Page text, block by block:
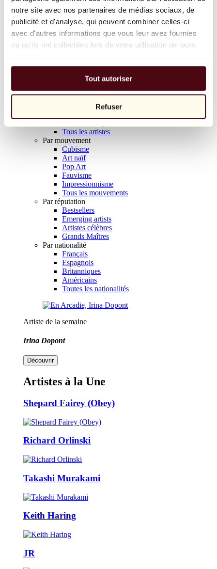
notre site avec nos partenaires de médias sociaux, de
publicité et d'analyse, qui peuvent combiner celles-ci
avec d'autres informations que vous leur avez fournies
ou qu'ils ont collectées lors de votre utilisation de leurs
Tout autoriser
Refuser
Balloon Dog (Orange)
Jeff Koons
10 000 €
Parcourir
Tous les sculpteurs
Tous les photographes
Tous les artistes
Par mouvement
Cubisme
Art naïf
Pop Art
Fauvisme
Impressionnisme
Tous les mouvements
Par réputation
Bestsellers
Emerging artists
Artistes célèbres
Grands Maîtres
Par nationalité
Français
Espagnols
Britanniques
Américains
Toutes les nationalités
Artiste de la semaine
Irina Dopont
Découvrir
Artistes à la Une
Shepard Fairey (Obey)
Richard Orlinski
Takashi Murakami
Keith Haring
JR